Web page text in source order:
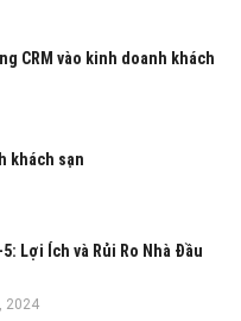
CRM vào kinh doanh khách
khách sạn
Lợi Ích và Rủi Ro Nhà Đầu
2024